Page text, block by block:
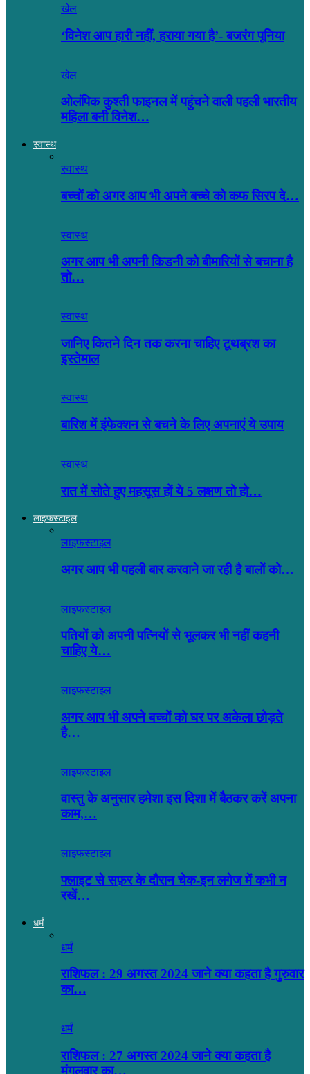
खेल
‘विनेश आप हारी नहीं, हराया गया है’- बजरंग पूनिया
खेल
ओलंपिक कुश्ती फाइनल में पहुंचने वाली पहली भारतीय
महिला बनी विनेश…
स्वास्थ
स्वास्थ
बच्चों को अगर आप भी अपने बच्चे को कफ सिरप दे…
स्वास्थ
अगर आप भी अपनी किडनी को बीमारियों से बचाना है
तो…
स्वास्थ
जानिए कितने दिन तक करना चाहिए टूथब्रश का
इस्तेमाल
स्वास्थ
बारिश में इंफेक्शन से बचने के लिए अपनाएं ये उपाय
स्वास्थ
रात में सोते हुए महसूस हों ये 5 लक्षण तो हो…
लाइफस्टाइल
लाइफस्टाइल
अगर आप भी पहली बार करवाने जा रही है बालों को…
लाइफस्टाइल
पतियों को अपनी पत्नियों से भूलकर भी नहीं कहनी
चाहिए ये…
लाइफस्टाइल
अगर आप भी अपने बच्चों को घर पर अकेला छोड़ते
है…
लाइफस्टाइल
वास्तु के अनुसार हमेशा इस दिशा में बैठकर करें अपना
काम,…
लाइफस्टाइल
फ्लाइट से सफ़र के दौरान चेक-इन लगेज में कभी न
रखें…
धर्मं
धर्मं
राशिफल : 29 अगस्त 2024 जाने क्या कहता है गुरुवार
का…
धर्मं
राशिफल : 27 अगस्त 2024 जाने क्या कहता है
मंगलवार का…